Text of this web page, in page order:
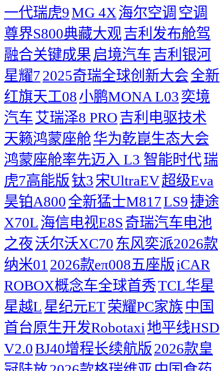
一代瑞虎9MG 4X海尔空调 空调
尊界S800典藏大观吉利发布舱驾
融合关键成果 启境汽车吉利银河
星耀72025奇瑞全球创新大会​全新
红旗天工08小鹏MONA L03奕境
汽车艾瑞泽8 PRO吉利电驱技术
天籁鸿蒙座舱华为乾崑生态大会
鸿蒙座舱率先迈入 L3 智能时代瑞
虎7高能版钛3 宋UltraEV超级Eva
昊铂A800全新猛士M817LS9捷途
X70L 海信电视E8S奇瑞汽车电池
之夜沃尔沃XC70 东风奕派2026款
纳米01 2026款eπ008五座版iCAR
ROBOX概念车全球首秀TCL华星
星越L 星纪元ET荣耀PC家族 中国
首台原生开发Robotaxi 地平线HSD
V2.0BJ40增程长续航版2026款皇